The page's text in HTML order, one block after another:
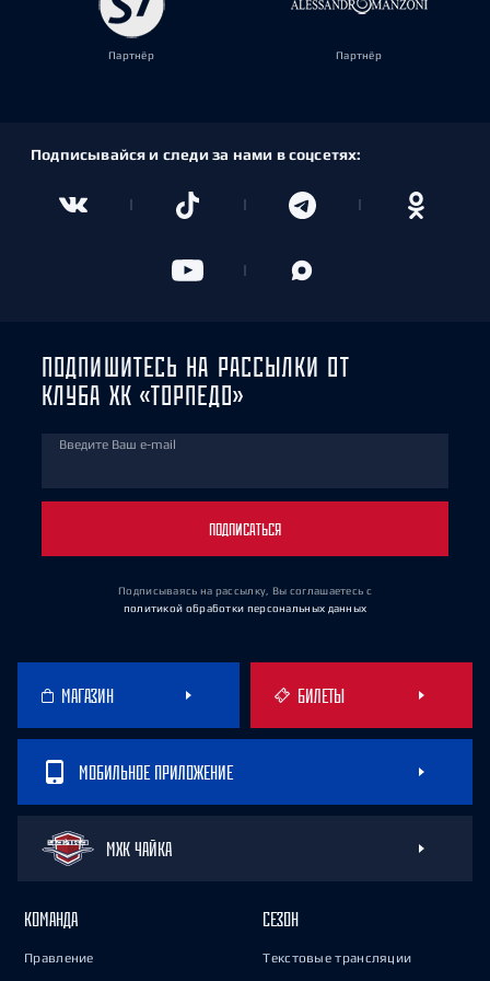
Партнёр Партнёр
Подписывайся и следи за нами в соцсетях:
ПОДПИШИТЕСЬ НА РАССЫЛКИ ОТ
КЛУБА ХК «ТОРПЕДО»
Введите Ваш e-mail
ПОДПИСАТЬСЯ
Подписываясь на рассылку, Вы соглашаетесь с
политикой обработки персональных данных
МАГАЗИН БИЛЕТЫ
МОБИЛЬНОЕ ПРИЛОЖЕНИЕ
МХК ЧАЙКА
КОМАНДА
Правление
СЕЗОН
Текстовые трансляции